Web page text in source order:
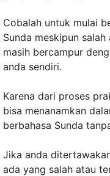
Cobalah untuk mulai
Sunda meskipun
masih bercampur
anda sendiri.
Karena dari proses
bisa menanamkan
berbahasa Sunda
Jika anda
ada yang salah atau